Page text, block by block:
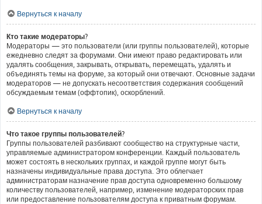
Вернуться к началу
Кто такие модераторы?
Модераторы — это пользователи (или группы пользователей), которые
ежедневно следят за форумами. Они имеют право редактировать или
удалять сообщения, закрывать, открывать, перемещать, удалять и
объединять темы на форуме, за который они отвечают. Основные задачи
модераторов — не допускать несоответствия содержания сообщений
обсуждаемым темам (оффтопик), оскорблений.
Вернуться к началу
Что такое группы пользователей?
Группы пользователей разбивают сообщество на структурные части,
управляемые администратором конференции. Каждый пользователь
может состоять в нескольких группах, и каждой группе могут быть
назначены индивидуальные права доступа. Это облегчает
администраторам назначение прав доступа одновременно большому
количеству пользователей, например, изменение модераторских прав
или предоставление пользователям доступа к приватным форумам.